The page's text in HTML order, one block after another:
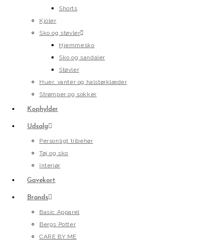
Shorts
Kjoler
Sko og støvler
Hjemmesko
Sko og sandaler
Støvler
Huer, vanter og halstørklæder
Strømper og sokker
Kophylder
Udsalg
Personligt tilbehør
Tøj og sko
Interiør
Gavekort
Brands
Basic Apparel
Bergs Potter
CARE BY ME